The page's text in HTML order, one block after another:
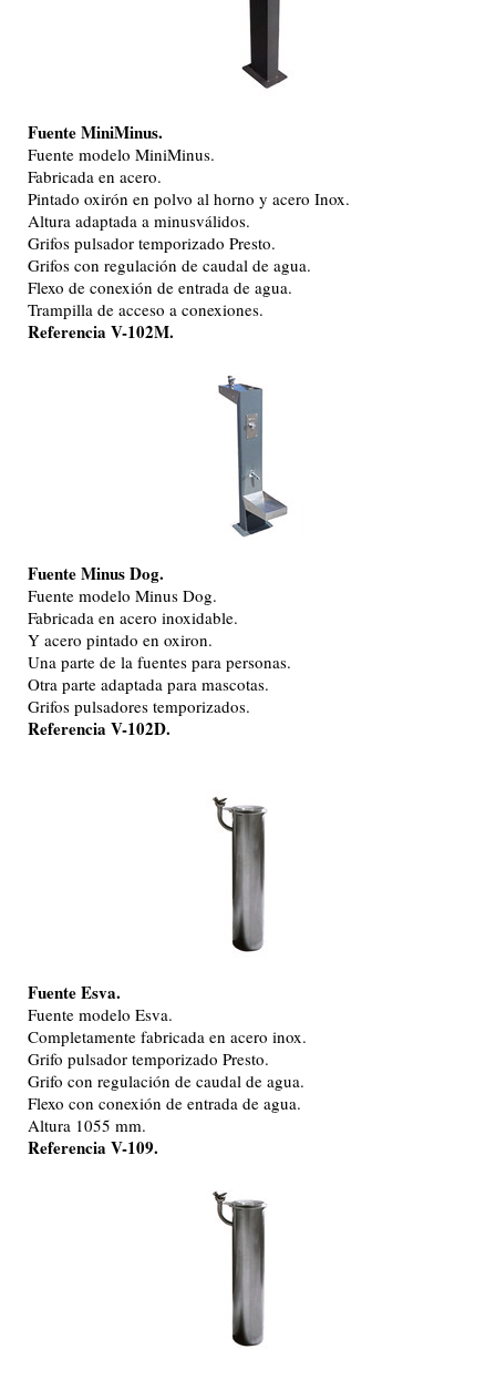
Fuente MiniMinus.
Fuente modelo MiniMinus.
Fabricada en acero.
Pintado oxirón en polvo al horno y acero Inox.
Altura adaptada a minusválidos.
Grifos pulsador temporizado Presto.
Grifos con regulación de caudal de agua.
Flexo de conexión de entrada de agua.
Trampilla de acceso a conexiones.
Referencia V-102M.
Fuente Minus Dog.
Fuente modelo Minus Dog.
Fabricada en acero inoxidable.
Y acero pintado en oxiron.
Una parte de la fuentes para personas.
Otra parte adaptada para mascotas.
Grifos pulsadores temporizados.
Referencia V-102D.
Fuente Esva.
Fuente modelo Esva.
Completamente fabricada en acero inox.
Grifo pulsador temporizado Presto.
Grifo con regulación de caudal de agua.
Flexo con conexión de entrada de agua.
Altura 1055 mm.
Referencia V-109.